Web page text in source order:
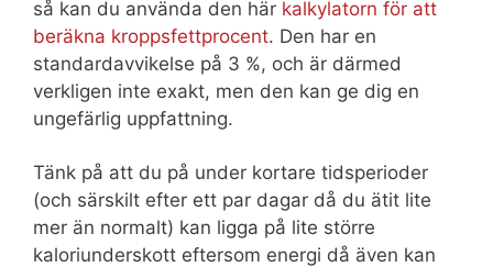
så kan du använda den här kalkylatorn för att
beräkna kroppsfettprocent. Den har en
standardavvikelse på 3 %, och är därmed
verkligen inte exakt, men den kan ge dig en
ungefärlig uppfattning.
Tänk på att du på under kortare tidsperioder
(och särskilt efter ett par dagar då du ätit lite
mer än normalt) kan ligga på lite större
kaloriunderskott eftersom energi då även kan